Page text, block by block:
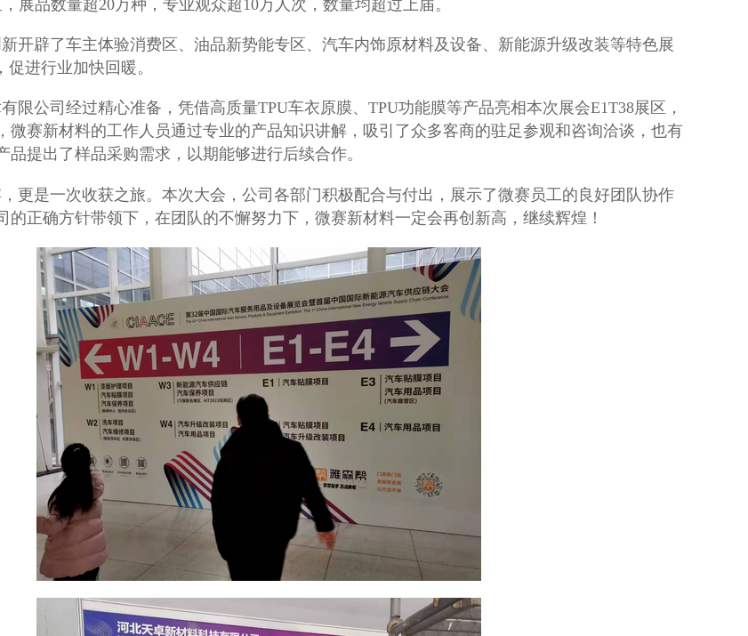
展品数量超20万种，专业观众超10万人次，数量均超过上届。
开辟了车主体验消费区、油品新势能专区、汽车内饰原材料及设备、新能源升级改装等特色展
促进行业加快回暖。
限公司经过精心准备，凭借高质量TPU车衣原膜、TPU功能膜等产品亮相本次展会E1T38展区，
微赛新材料的工作人员通过专业的产品知识讲解，吸引了众多客商的驻足参观和咨询洽谈， 也有
品提出了样品采购需求，以期能够进行后续合作。
更是一次收获之旅。本次大会，公司各部门积极配合与付出，展示了微赛员工的良好团队协作
的正确方针带领下，在团队的不懈努力下，微赛新材料一定会再创新高，继续辉煌！